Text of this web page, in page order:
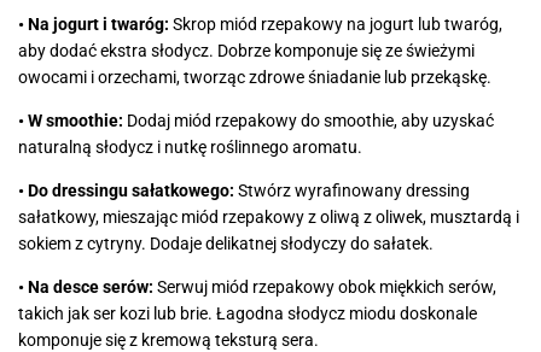
• Na jogurt i twaróg: Skrop miód rzepakowy na jogurt lub twaróg,
aby dodać ekstra słodycz. Dobrze komponuje się ze świeżymi
owocami i orzechami, tworząc zdrowe śniadanie lub przekąskę.
• W smoothie: Dodaj miód rzepakowy do smoothie, aby uzyskać
naturalną słodycz i nutkę roślinnego aromatu.
• Do dressingu sałatkowego: Stwórz wyrafinowany dressing
sałatkowy, mieszając miód rzepakowy z oliwą z oliwek, musztardą i
sokiem z cytryny. Dodaje delikatnej słodyczy do sałatek.
• Na desce serów: Serwuj miód rzepakowy obok miękkich serów,
takich jak ser kozi lub brie. Łagodna słodycz miodu doskonale
komponuje się z kremową teksturą sera.